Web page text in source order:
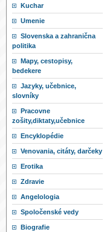
Kuchar
Umenie
Slovenska a zahranična
politika
Mapy, cestopisy,
bedekere
Jazyky, učebnice,
slovníky
Pracovne
zošity,diktaty,učebnice
Encyklopédie
Venovania, citáty, darčeky
Erotika
Zdravie
Angelologia
Spoločenské vedy
Biografie